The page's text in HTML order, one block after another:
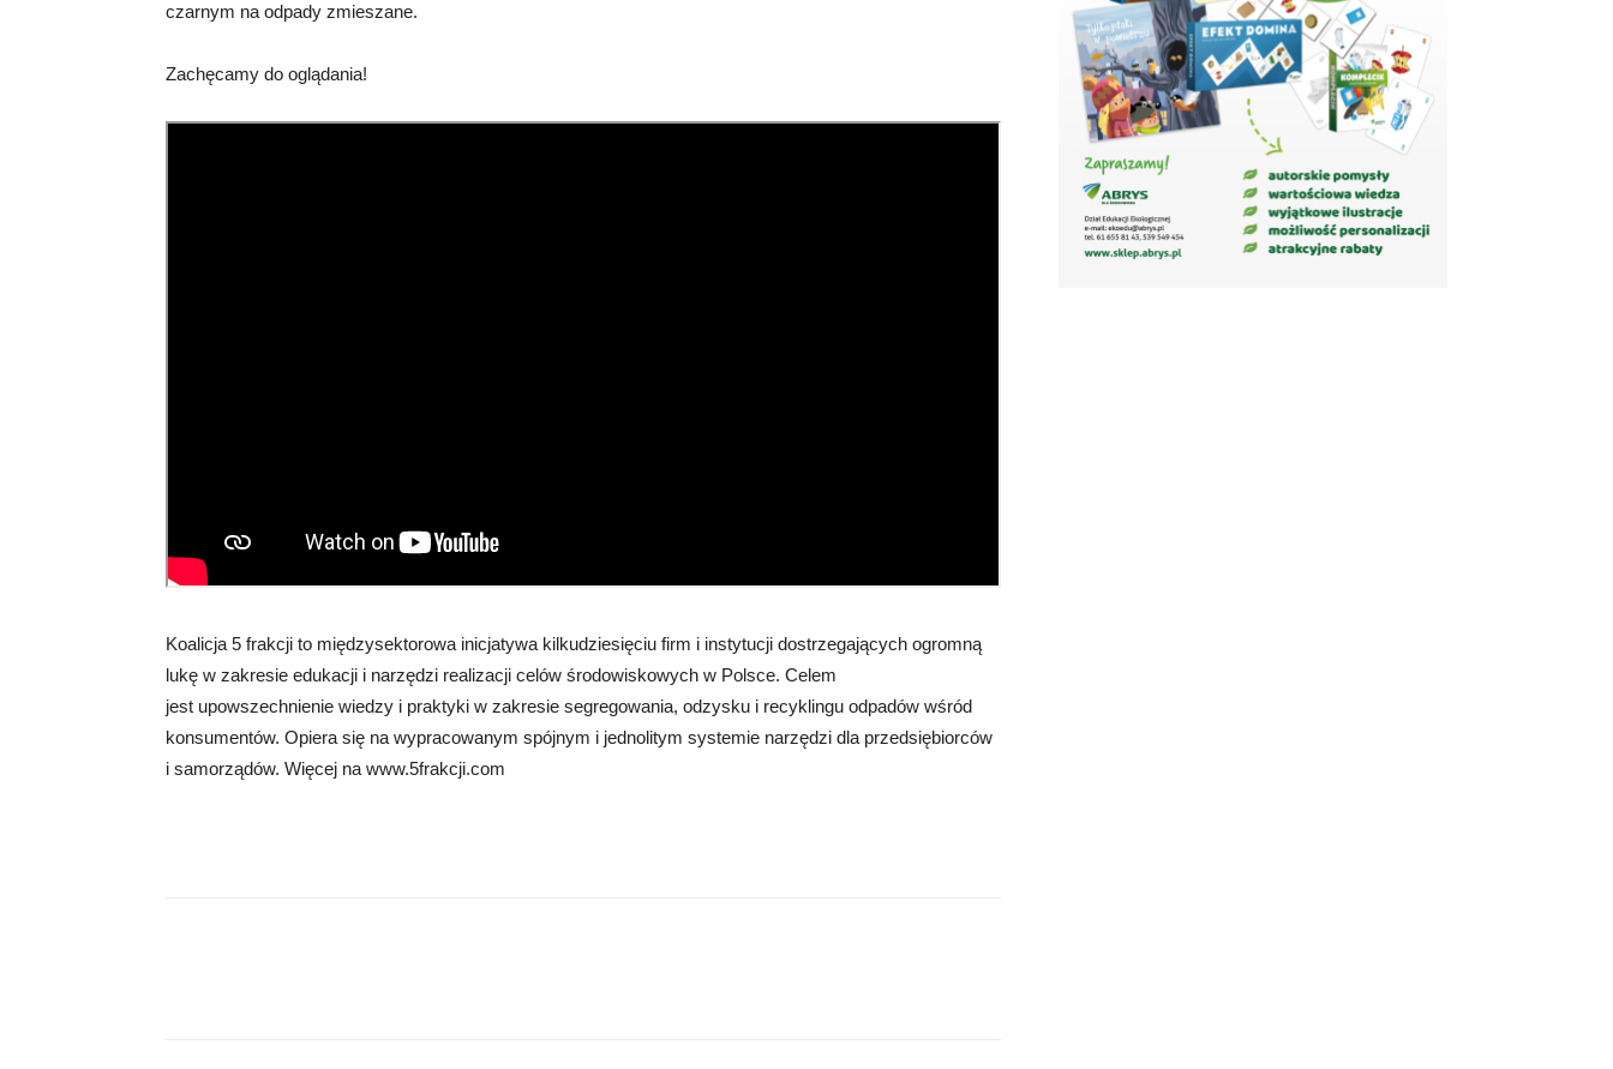
czarnym na odpady zmieszane.
Zachęcamy do oglądania!
Koalicja 5 frakcji to międzysektorowa inicjatywa kilkudziesięciu firm i instytucji dostrzegających ogromną
lukę w zakresie edukacji i narzędzi realizacji celów środowiskowych w Polsce. Celem
jest upowszechnienie wiedzy i praktyki w zakresie segregowania, odzysku i recyklingu odpadów wśród
konsumentów. Opiera się na wypracowanym spójnym i jednolitym systemie narzędzi dla przedsiębiorców
i samorządów. Więcej na www.5frakcji.com